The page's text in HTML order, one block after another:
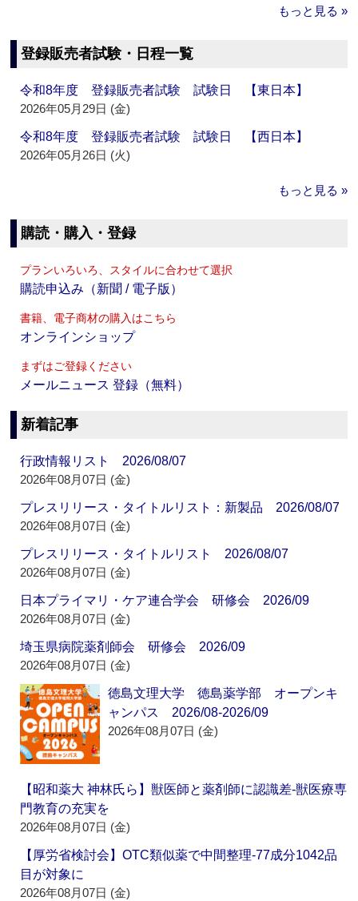
もっと見る »
登録販売者試験・日程一覧
令和8年度 登録販売者試験 試験日 【東日本】
2026年05月29日 (金)
令和8年度 登録販売者試験 試験日 【西日本】
2026年05月26日 (火)
もっと見る »
購読・購入・登録
プランいろいろ、スタイルに合わせて選択
購読申込み（新聞 / 電子版）
書籍、電子商材の購入はこちら
オンラインショップ
まずはご登録ください
メールニュース 登録（無料）
新着記事
行政情報リスト 2026/08/07
2026年08月07日 (金)
プレスリリース・タイトルリスト：新製品 2026/08/07
2026年08月07日 (金)
プレスリリース・タイトルリスト 2026/08/07
2026年08月07日 (金)
日本プライマリ・ケア連合学会 研修会 2026/09
2026年08月07日 (金)
埼玉県病院薬剤師会 研修会 2026/09
2026年08月07日 (金)
徳島文理大学 徳島薬学部 オープンキ
ャンパス 2026/08-2026/09
2026年08月07日 (金)
【昭和薬大 神林氏ら】獣医師と薬剤師に認識差‐獣医療専
門教育の充実を
2026年08月07日 (金)
【厚労省検討会】OTC類似薬で中間整理‐77成分1042品
目が対象に
2026年08月07日 (金)